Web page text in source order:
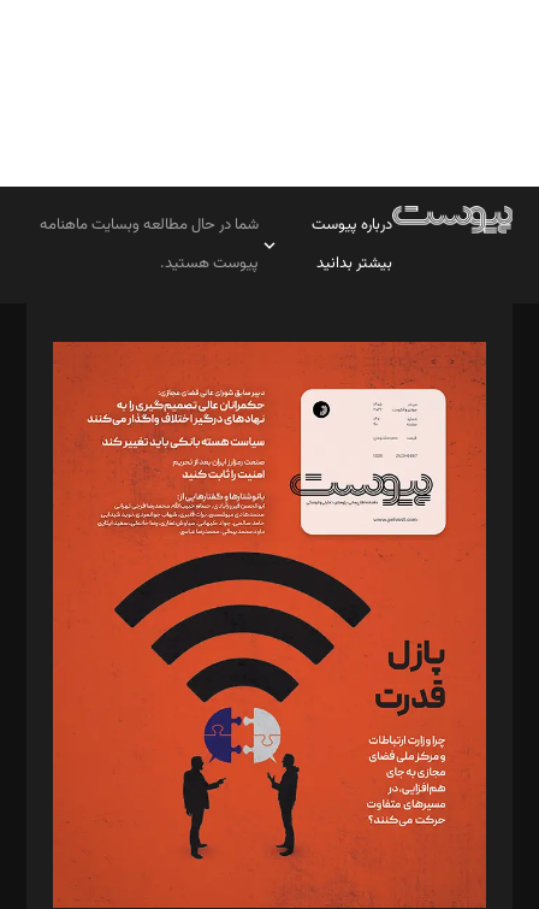
درباره پیوست
بیشتر بدانید
شما در حال مطالعه وبسایت ماهنامه
پیوست هستید.
مدیر مسئول: محمدباقر اثنی‌عشری
سردبیر: مهرک محمودی
دبیر تحریریه: میثم قاسمی
د‌بیر ناداستان: سمانه سمیع
د‌بیر خدمت و تجارت: ابوالفضل رجبی
د‌بیر حقوق فناوری: حسام‌الدین ایپکچی
د‌بیر پیوست جهان: مینا پاکدل
د‌بیر تحریریه آنلاین: بابک نقاش
تحریریه‌: مجتبی محمود‌ی، آرش برهمند، یسنا امان‌پور، سروش کرمیان،
مصطفی مسجدی آرانی، ابوالفضل رجبی، زهرا فکرانه، فائزه فتحی
رستمی،مصطفی باستان
ویرایش: نگار استاد‌‌آقا
طراح یونیفرم: مجید توکلی
فیلمبرداری و عکاسی: امیر شفیعی، مانی لطفی زاده
گرافیک و صفحه‌آرایی: سید‌سبحان‌علی ثابت
مد‌یر توسعه تجاری: کامبیز برید‌
امور مالی: شاپور رهبری، محمد‌ کاظمی‌نیا